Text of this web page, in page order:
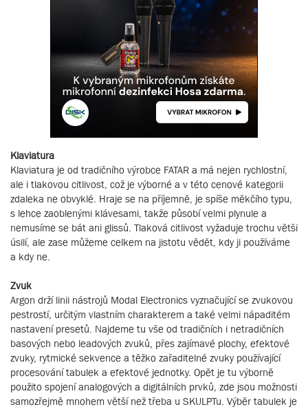
Klaviatura
Klaviatura je od tradičního výrobce FATAR a má nejen rychlostní,
ale i tlakovou citlivost, což je výborné a v této cenové kategorii
zdaleka ne obvyklé. Hraje se na příjemně, je spíše měkčího typu,
s lehce zaoblenými klávesami, takže působí velmi plynule a
nemusíme se bát ani glissů. Tlaková citlivost vyžaduje trochu větší
úsilí, ale zase můžeme celkem na jistotu vědět, kdy ji používáme
a kdy ne.
Zvuk
Argon drží linii nástrojů Modal Electronics vyznačující se zvukovou
pestrostí, určitým vlastním charakterem a také velmi nápaditém
nastavení presetů. Najdeme tu vše od tradičních i netradičních
basových nebo leadových zvuků, přes zajímavé plochy, efektové
zvuky, rytmické sekvence a těžko zařaditelné zvuky používající
procesování tabulek a efektové jednotky. Opět je tu výborně
použito spojení analogových a digitálních prvků, zde jsou možnosti
samozřejmě mnohem větší než třeba u SKULPTu. Výběr tabulek je